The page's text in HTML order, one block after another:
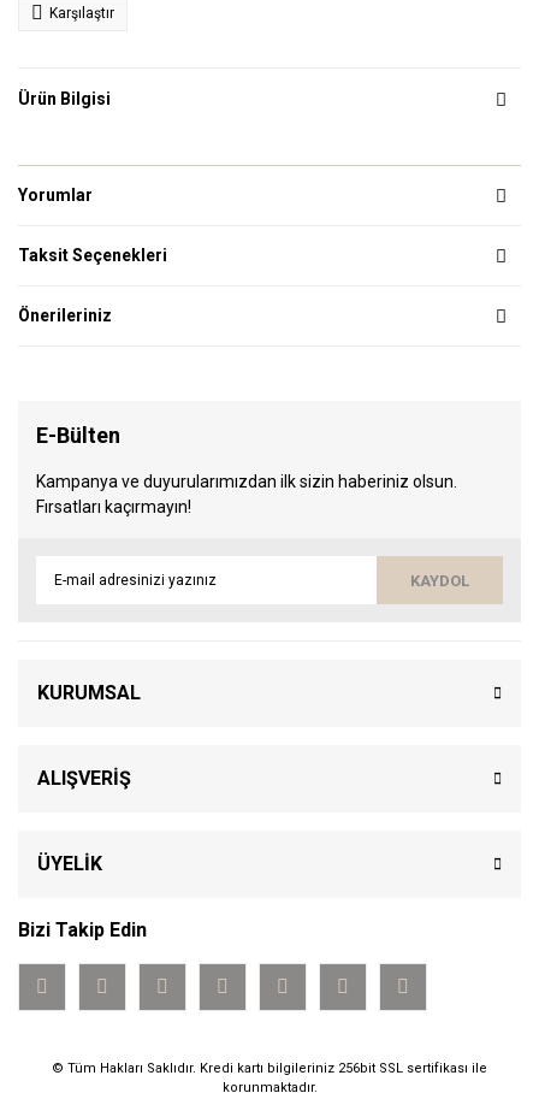
Karşılaştır
Ürün Bilgisi
Yorumlar
Taksit Seçenekleri
Önerileriniz
E-Bülten
Kampanya ve duyurularımızdan ilk sizin haberiniz olsun.
Fırsatları kaçırmayın!
KAYDOL
KURUMSAL
ALIŞVERİŞ
ÜYELİK
Bizi Takip Edin
© Tüm Hakları Saklıdır. Kredi kartı bilgileriniz 256bit SSL sertifikası ile
korunmaktadır.